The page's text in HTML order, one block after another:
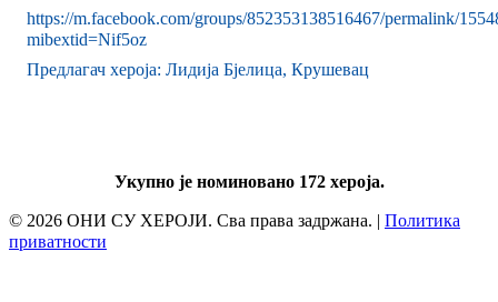
https://m.facebook.com/groups/852353138516467/permalink/
mibextid=Nif5oz
Предлагач хероја: Лидија Бјелица, Крушевац
Укупно је номиновано 172 хероја.
© 2026 ОНИ СУ ХЕРОЈИ. Сва права задржана. | Политика
приватности